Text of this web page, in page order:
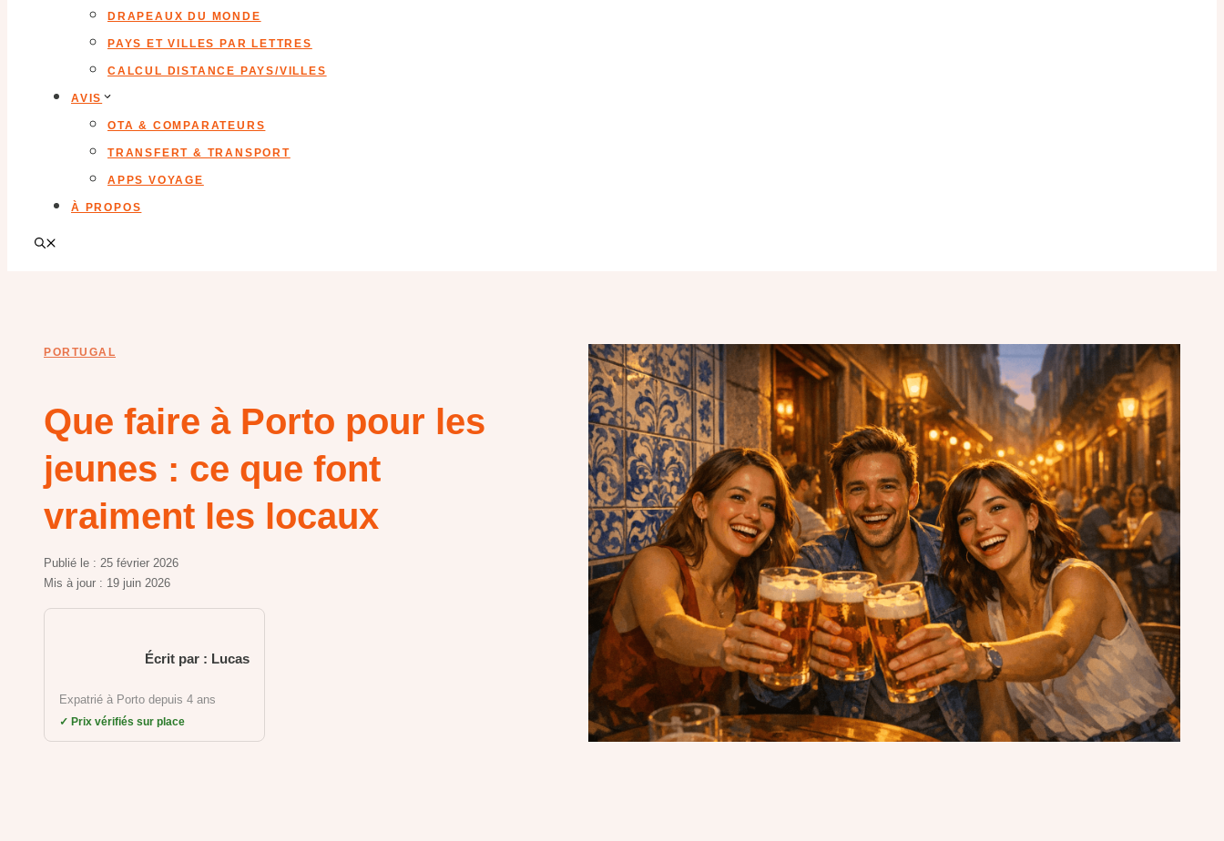
DRAPEAUX DU MONDE
PAYS ET VILLES PAR LETTRES
CALCUL DISTANCE PAYS/VILLES
AVIS
OTA & COMPARATEURS
TRANSFERT & TRANSPORT
APPS VOYAGE
À PROPOS
PORTUGAL
Que faire à Porto pour les
jeunes : ce que font
vraiment les locaux
Publié le : 25 février 2026
Mis à jour : 19 juin 2026
Écrit par : Lucas
Expatrié à Porto depuis 4 ans
✓ Prix vérifiés sur place